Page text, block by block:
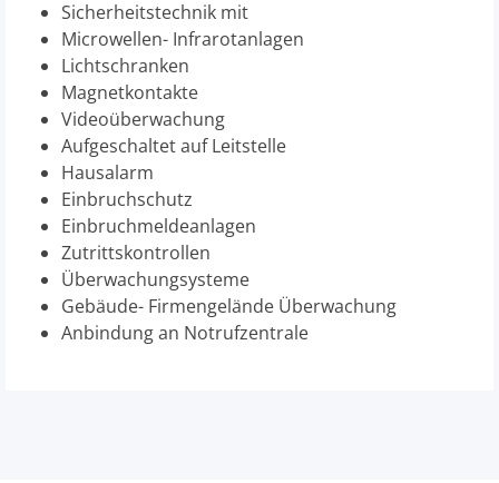
Sicherheitstechnik mit
Microwellen- Infrarotanlagen
Lichtschranken
Magnetkontakte
Videoüberwachung
Aufgeschaltet auf Leitstelle
Hausalarm
Einbruchschutz
Einbruchmeldeanlagen
Zutrittskontrollen
Überwachungsysteme
Gebäude- Firmengelände Überwachung
Anbindung an Notrufzentrale